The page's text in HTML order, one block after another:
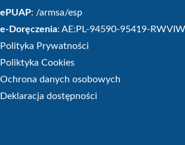
ePUAP: /armsa/esp
e-Doręczenia: AE:PL-94590-95419-
Polityka Prywatności
Poliktyka Cookies
Ochrona danych osobowych
Deklaracja dostępności